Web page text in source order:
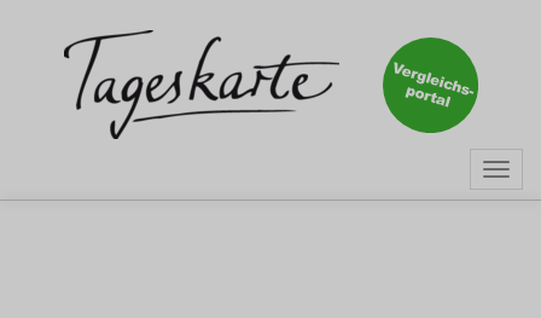
Keine Nachricht mehr
verpassen!